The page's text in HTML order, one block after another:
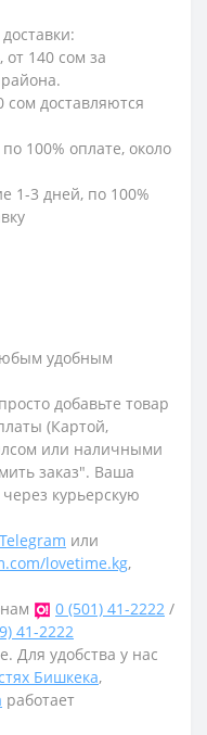
140 сом за
сом доставляются
100% оплате, около
1-3 дней, по 100%
удобным
добавьте товар
(Картой,
или наличными
заказ". Ваша
курьерскую
Telegram или
lovetime.kg,
0 (501) 41-2222 /
41-2222
Для удобства у нас
Бишкека,
работает